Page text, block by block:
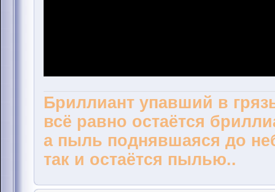
Бриллиант упавший в
всё равно остаётся
а пыль поднявшаяся до
так и остаётся пылью..